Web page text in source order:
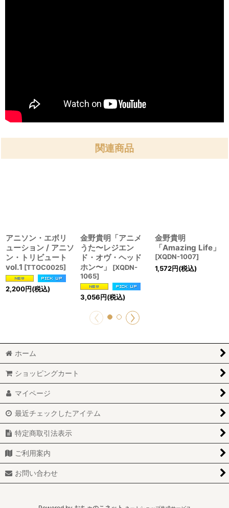
関連商品
アニソン・エボリ
ューション / アニソ
ン・トリビュート
vol.1 [TTOC0025]
2,200円(税込)
金野貴明「アニメ
うた〜レジエン
ド・オヴ・ヘッド
ホン〜」
[XQDN-
1065]
3,056円(税込)
金野貴明
「Amazing Life」
[XQDN-1007]
1,572円(税込)
ホーム
ショッピングカート
マイページ
最近チェックしたアイテム
特定商取引法表示
ご利用案内
お問い合わせ